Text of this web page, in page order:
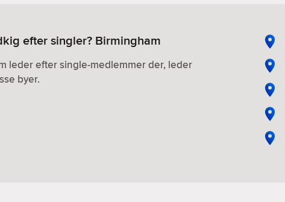
efter singler? Birmingham
leder efter single-medlemmer der, leder
byer.